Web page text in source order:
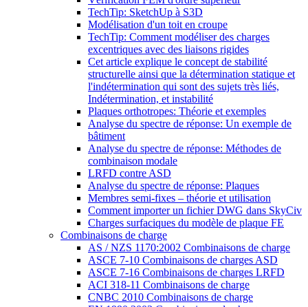
TechTip: SketchUp à S3D
Modélisation d'un toit en croupe
TechTip: Comment modéliser des charges
excentriques avec des liaisons rigides
Cet article explique le concept de stabilité
structurelle ainsi que la détermination statique et
l'indétermination qui sont des sujets très liés,
Indétermination, et instabilité
Plaques orthotropes: Théorie et exemples
Analyse du spectre de réponse: Un exemple de
bâtiment
Analyse du spectre de réponse: Méthodes de
combinaison modale
LRFD contre ASD
Analyse du spectre de réponse: Plaques
Membres semi-fixes – théorie et utilisation
Comment importer un fichier DWG dans SkyCiv
Charges surfaciques du modèle de plaque FE
Combinaisons de charge
AS / NZS 1170:2002 Combinaisons de charge
ASCE 7-10 Combinaisons de charges ASD
ASCE 7-16 Combinaisons de charges LRFD
ACI 318-11 Combinaisons de charge
CNBC 2010 Combinaisons de charge